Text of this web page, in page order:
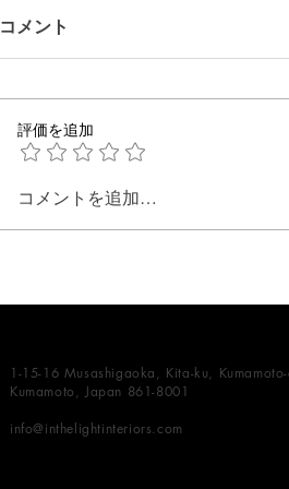
商品を超えて──ブティック体
験を形づくるものとは
コメント
評価を追加
コメントを追加…
1-15-16 Musashigaoka, Kita-ku,
Kumamoto, Japan 861-8001
info@inthelightinteriors.com